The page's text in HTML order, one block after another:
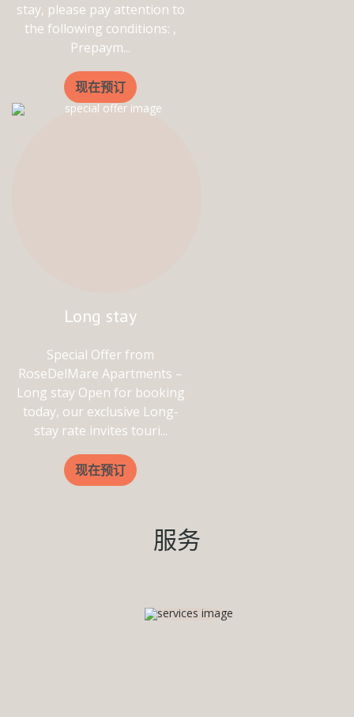
stay, please pay attention to
the following conditions: ,
Prepaym...
现在预订
Long stay
Special Offer from
RoseDelMare Apartments –
Long stay Open for booking
today, our exclusive Long-
stay rate invites touri...
现在预订
服务